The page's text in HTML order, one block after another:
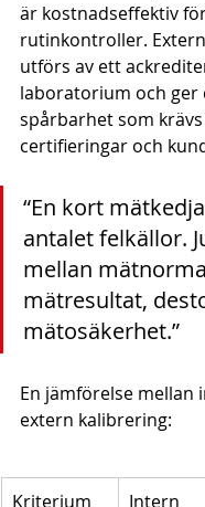
är kostnadseffektiv
rutinkontroller.
utförs av ett
laboratorium och ger
spårbarhet som krävs
certifieringar och
“En kort
antalet felkällor.
mellan
mätresultat,
mätosäkerhet.”
En jämförelse mellan
extern kalibrering:
Kriterium Intern